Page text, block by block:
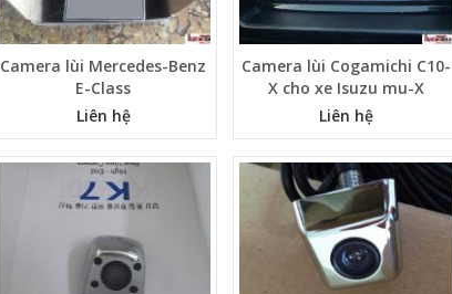
Camera lùi Mercedes-Benz
E-Class
Liên hệ
Camera lùi Cogamichi C10-
X cho xe Isuzu mu-X
Liên hệ